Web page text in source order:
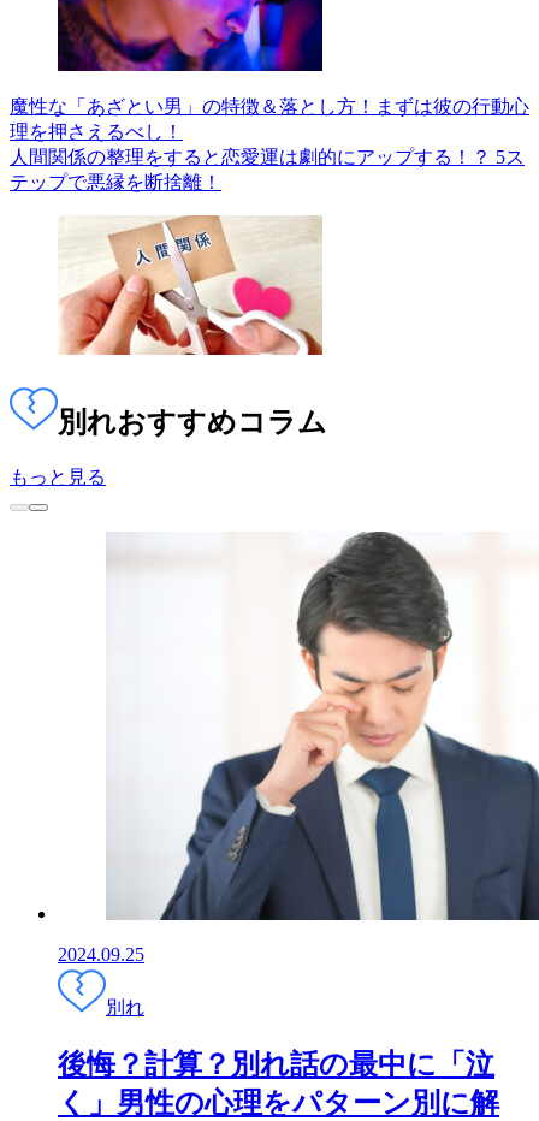
魔性な「あざとい男」の特徴＆落とし方！まずは彼の行動心
理を押さえるべし！
人間関係の整理をすると恋愛運は劇的にアップする！？ 5ス
テップで悪縁を断捨離！
別れおすすめコラム
もっと見る
2024.09.25
別れ
後悔？計算？別れ話の最中に「泣
く」男性の心理をパターン別に解